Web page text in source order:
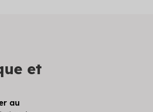
et
au